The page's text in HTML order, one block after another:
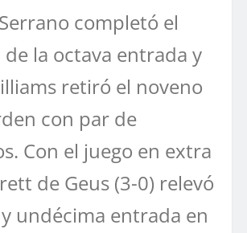
completó el
la octava entrada y
retiró el noveno
con par de
Con el juego en extra
de Geus (3-0) relevó
undécima entrada en